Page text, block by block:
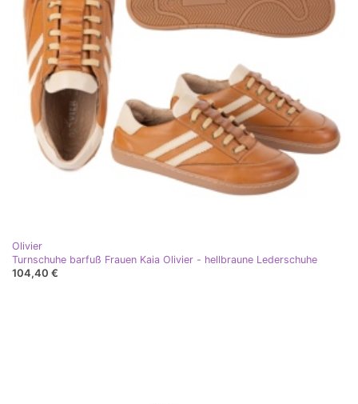
Olivier
Turnschuhe barfuß Frauen Kaia Olivier - hellbraune Lederschuhe
104,40 €